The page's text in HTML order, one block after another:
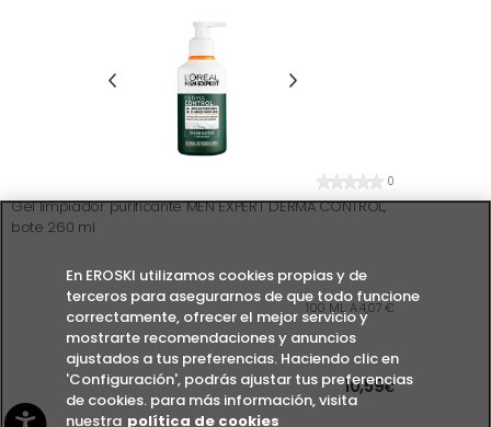
0
Gel limpiador purificante MEN EXPERT DERMA CONTROL,
bote 260 ml
100 ML. A 4,07 €
10,59€
En EROSKI utilizamos cookies propias y de
terceros para asegurarnos de que todo funcione
correctamente, ofrecer el mejor servicio y
mostrarte recomendaciones y anuncios
ajustados a tus preferencias. Haciendo clic en
'Configuración', podrás ajustar tus preferencias
de cookies. para más información, visita
nuestra política de cookies